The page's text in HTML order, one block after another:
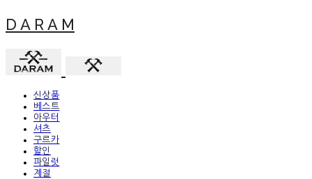
D A R A M
신상품
베스트
아우터
셔츠
구르카
할인
파일럿
계절